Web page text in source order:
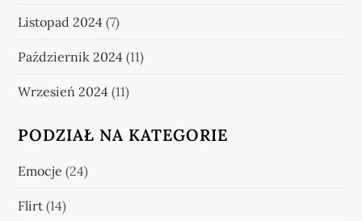
Listopad 2024 (7)
Październik 2024 (11)
Wrzesień 2024 (11)
PODZIAŁ NA KATEGORIE
Emocje (24)
Flirt (14)